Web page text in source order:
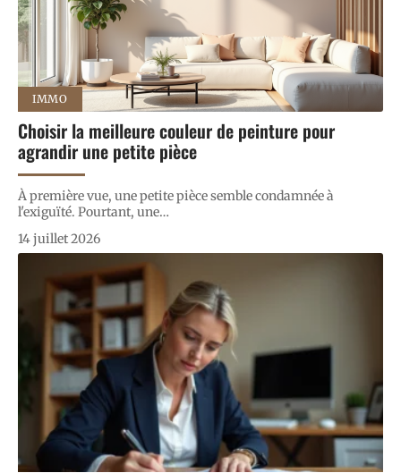
IMMO
Choisir la meilleure couleur de peinture pour
agrandir une petite pièce
À première vue, une petite pièce semble condamnée à
l'exiguïté. Pourtant, une…
14 juillet 2026